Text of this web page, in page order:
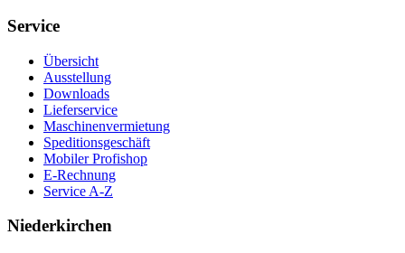
Service
Übersicht
Ausstellung
Downloads
Lieferservice
Maschinenvermietung
Speditionsgeschäft
Mobiler Profishop
E-Rechnung
Service A-Z
Niederkirchen